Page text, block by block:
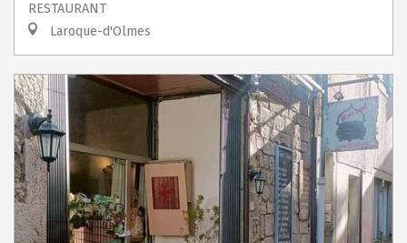
RESTAURANT
Laroque-d'Olmes